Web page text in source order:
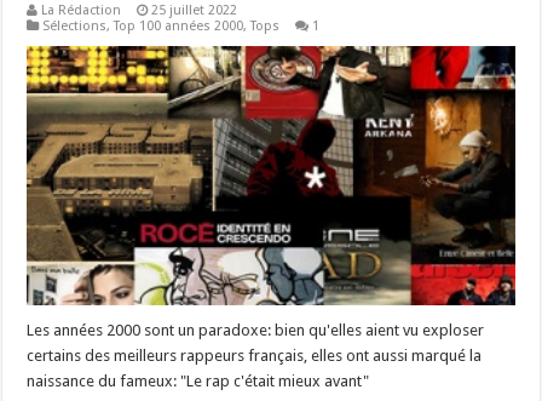
La Rédaction
25 juillet 2022
Sélections,Top 100 années 2000,Tops 1
Les années 2000 sont un paradoxe: bien qu'elles aient vu exploser
certains des meilleurs rappeurs français, elles ont aussi marqué la
naissance du fameux: "Le rap c'était mieux avant"